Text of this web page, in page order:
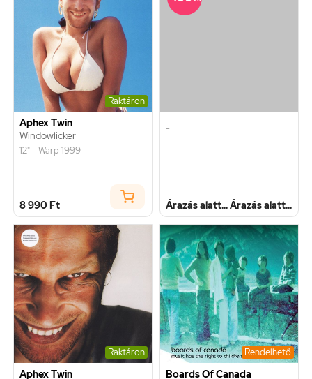
Raktáron
Aphex Twin
Windowlicker
12" - Warp 1999
8 990 Ft
-
Árazás alatt...Árazás alatt...
Raktáron
Aphex Twin
Rendelhető
Boards Of Canada